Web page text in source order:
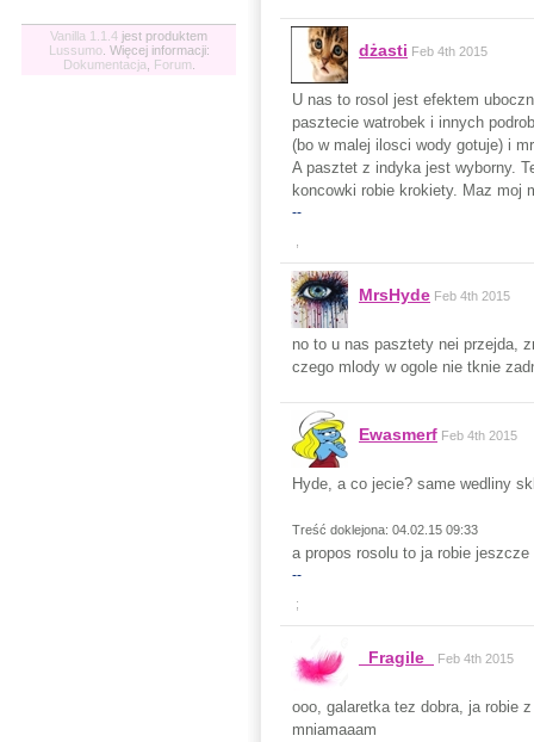
Vanilla 1.1.4 jest produktem
Lussumo. Więcej informacji:
Dokumentacja
Forum
dżasti Feb 4th 2015
U nas to rosol jest efektem
pasztecie watrobek i innych
(bo w malej ilosci wody gotuje) i
A pasztet z indyka jest wyborny.
koncowki robie krokiety. Maz moj
--
MrsHyde Feb 4th 2015
no to u nas pasztety nei przejda,
czego mlody w ogole nie tknie
Ewasmerf Feb 4th 2015
Hyde, a co jecie? same wedliny
Treść doklejona: 04.02.15 09:33
a propos rosolu to ja robie
--
;
_Fragile_ Feb 4th 2015
ooo, galaretka tez dobra, ja robie
mniamaaam